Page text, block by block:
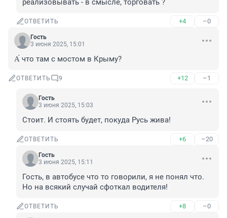
реализовывать - в смысле, торговать ?
ОТВЕТИТЬ +4 –0
Гость
3 июня 2025, 15:01
А́ что там с мостом в Крыму?
ОТВЕТИТЬ 9 +12 –1
Гость
3 июня 2025, 15:03
Стоит. И стоять будет, покуда Русь жива!
ОТВЕТИТЬ +6 –20
Гость
3 июня 2025, 15:11
Гость, в автобусе что то говорили, я не понял что.
Но на всякий случай сфоткал водителя!
ОТВЕТИТЬ +8 –0